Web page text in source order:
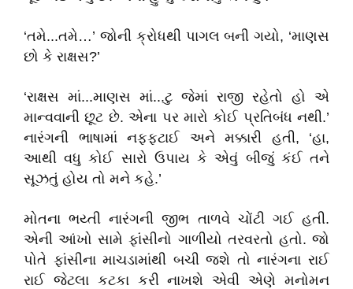
‘તમે...તમે…’ જોની ક્રોધથી પાગલ બની ગયો, ‘માણસ
છો કે રાક્ષસ?’
‘રાક્ષસ માં...માણસ માં...ટુ જેમાં રાજી રહેતો હો એ
માન્વવાની છૂટ છે. એના પર મારો કોઈ પ્રતિબંધ નથી.’
નારંગની ભાષામાં નફ્ફટાઈ અને મક્કારી હતી, ‘હા,
આથી વધુ કોઈ સારો ઉપાય કે એવું બીજું કંઈ તને
સૂઝતું હોય તો મને કહે.’
મોતના ભય્તી નારંગની જીભ તાળવે ચોંટી ગઈ હતી.
એની આંખો સામે ફાંસીનો ગાળીયો તરવરતો હતો. જો
પોતે ફાંસીના માચડામાંથી બચી જશે તો નારંગના રાઈ
રાઈ જેટલા કટકા કરી નાખશે એવી એણે મનોમન